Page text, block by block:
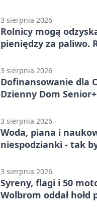
3 sierpnia 2026
Rolnicy mogą
pieniędzy za paliwo.
3 sierpnia 2026
Dofinansowanie dla
Dzienny Dom
3 sierpnia 2026
Woda, piana i
niespodzianki - tak
3 sierpnia 2026
Syreny, flagi i 50
Wolbrom oddał hołd